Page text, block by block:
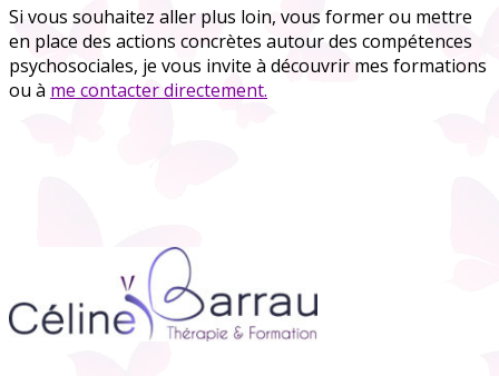
Si vous souhaitez aller plus loin, vous former ou mettre
en place des actions concrètes autour des compétences
psychosociales, je vous invite à découvrir mes formations
ou à me contacter directement.